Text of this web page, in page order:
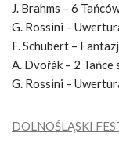
J. Brahms – 6
G. Rossini –
F. Schubert –
A. Dvořák – 2 Tańce
G. Rossini –
DOLNOŚLĄSKI